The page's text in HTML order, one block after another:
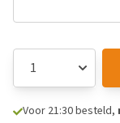
Voor 21:30 besteld,